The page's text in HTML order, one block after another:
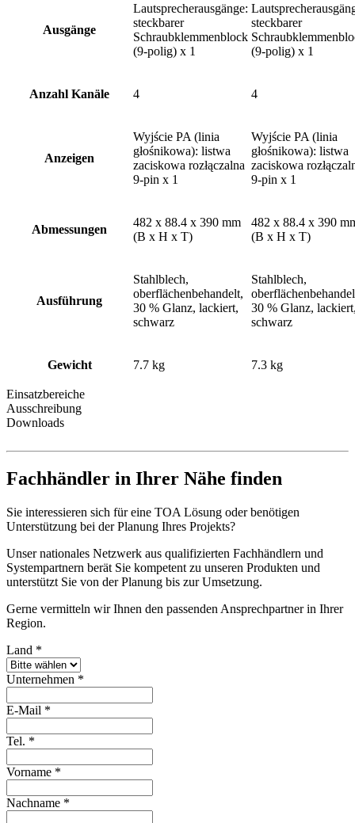
Ausgänge
Lautsprecherausgänge:
steckbarer
Schraubklemmenblock
(9-polig) x 1
steckbarer
(9-polig) x 1
Anzahl Kanäle 4 4
Anzeigen
Wyjście PA (linia
głośnikowa): listwa
zaciskowa rozłączalna
9-pin x 1
Wyjście PA (linia
głośnikowa): listwa
zaciskowa
9-pin x 1
Abmessungen
482 x 88.4 x 390 mm
(B x H x T)
482 x 88.4 x 390
(B x H x T)
Ausführung
Stahlblech,
oberflächenbehandelt,
30 % Glanz, lackiert,
schwarz
Stahlblech,
30 % Glanz,
schwarz
Gewicht 7.7 kg 7.3 kg
Einsatzbereiche
Ausschreibung
Downloads
Fachhändler in Ihrer Nähe finden
Sie interessieren sich für eine TOA Lösung oder benötigen
Unterstützung bei der Planung Ihres Projekts?
Unser nationales Netzwerk aus qualifizierten Fachhändlern und
Systempartnern berät Sie kompetent zu unseren Produkten und
unterstützt Sie von der Planung bis zur Umsetzung.
Gerne vermitteln wir Ihnen den passenden Ansprechpartner in Ihrer
Region.
Land *
Unternehmen *
E-Mail *
Tel. *
Vorname *
Nachname *